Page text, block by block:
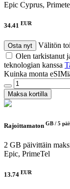
Epic Cyprus,
34.41 EUR
Osta nyt
Välitön
Olen tarkistanut
teknologian kanssa
Kuinka monta
Maksa kortilla
Rajoittamaton GB / 5
2 GB päivittäin
Epic, PrimeTel
13.74 EUR